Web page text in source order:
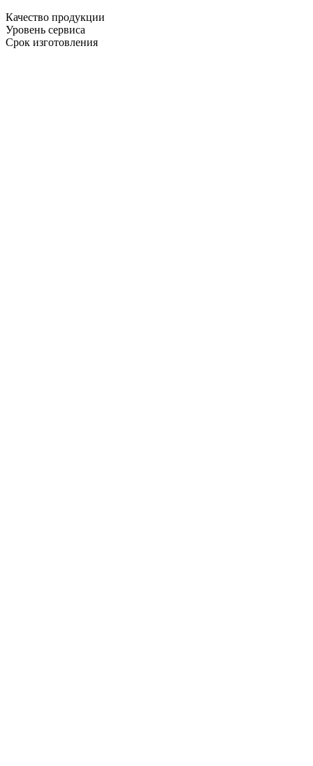
Качество продукции
Уровень сервиса
Срок изготовления